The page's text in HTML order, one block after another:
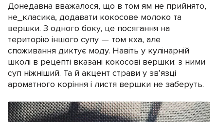
Донедавна вважалося, що в том ям не прийнято,
не_класика, додавати кокосове молоко та
вершки. З одного боку, це посягання на
територію іншого супу — том кха, але
споживання диктує моду. Навіть у кулінарній
школі в рецепті вказані кокосові вершки: з ними
суп ніжніший. Та й акцент страви у зв’язці
ароматного коріння і листя вершки не заберуть.